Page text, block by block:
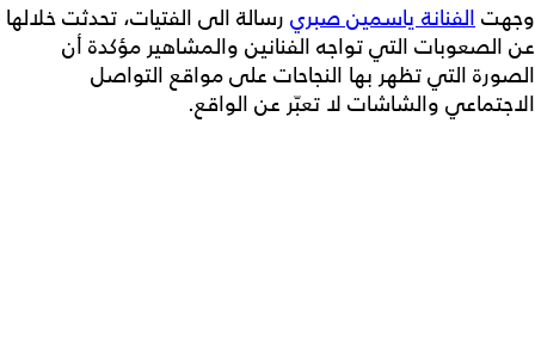
وجهتالفنانة ياسمين صبري رسالة الى الفتيات، تحدثت خلالها
عن الصعوبات التي تواجه الفنانين والمشاهير مؤكدة أن
الصورة التي تظهر بها النجاحات على مواقع التواصل
الاجتماعي والشاشات لا تعبّر عن الواقع.